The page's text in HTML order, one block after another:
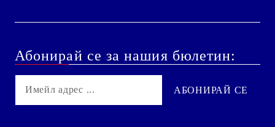
Абонирай се за нашия бюлетин: